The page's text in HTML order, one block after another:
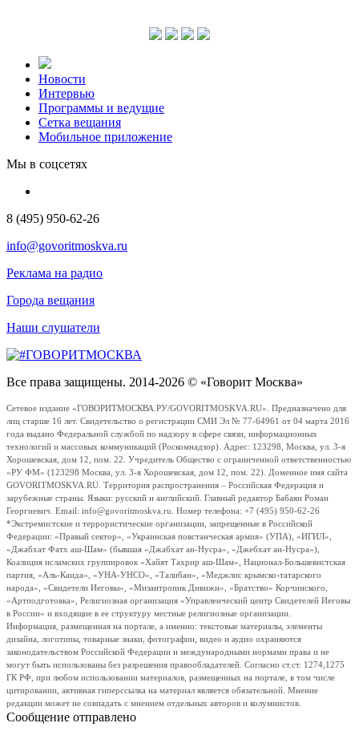
Новости
Интервью
Программы и ведущие
Сетка вещания
Мобильное приложение
Мы в соцсетях
8 (495) 950-62-26
info@govoritmoskva.ru
Реклама на радио
Города вещания
Наши слушатели
Все права защищены. 2014-2026 © «Говорит Москва»
Сетевое издание «ГОВОРИТМОСКВА.РУ/GOVORITMOSKVA.RU». Предназначено для
лиц старше 16 лет. Свидетельство о регистрации СМИ Эл № 77-64961 от 04 марта 2016
года выдано Федеральной службой по надзору в сфере связи, информационных
технологий и массовых коммуникаций (Роскомнадзор). Адрес: 123298, Москва, ул. 3-я
Хорошевская, дом 12, пом. 22. Учредитель Общество с ограниченной ответственностью
«РУ ФМ» (123298 Москва, ул. 3-я Хорошевская, дом 12, пом. 22). Доменное имя сайта
GOVORITMOSKVA.RU. Территория распространения – Российская Федерация и
зарубежные страны. Языки: русский и английский. Главный редактор Бабаян Роман
Георгиевич. Email: info@govoritmoskva.ru. Номер телефона: +7 (495) 950-62-26
*Экстремистские и террористические организации, запрещенные в Российской
Федерации: «Правый сектор», «Украинская повстанческая армия» (УПА), «ИГИЛ»,
«Джабхат Фатх аш-Шам» (бывшая «Джабхат ан-Нусра», «Джебхат ан-Нусра»),
Коалиция исламских группировок «Хайят Тахрир аш-Шам», Национал-Большевистская
партия, «Аль-Каида», «УНА-УНСО», «Талибан», «Меджлис крымско-татарского
народа», «Свидетели Иеговы», «Мизантропик Дивижн», «Братство» Корчинского,
«Артподготовка», Религиозная организация «Управленческий центр Свидетелей Иеговы
в России» и входящие в ее структуру местные религиозные организации.
Информация, размещенная на портале, а именно: текстовые материалы, элементы
дизайна, логотипы, товарные знаки, фотографии, видео и аудио охраняются
законодательством Российской Федерации и международными нормами права и не
могут быть использованы без разрешения правообладателей. Согласно ст.ст. 1274,1275
ГК РФ, при любом использовании материалов, размещенных на портале, в том числе
цитировании, активная гиперссылка на материал является обязательной. Мнение
редакции может не совпадать с мнением отдельных авторов и колумнистов.
Сообщение отправлено